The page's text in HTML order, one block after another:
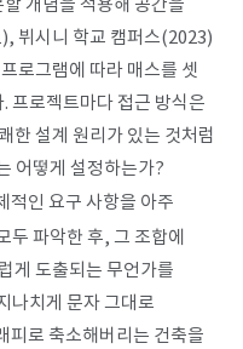
개념을 적용해 공간을
뷔시니 학교 캠퍼스(2023)
로그램에 따라 매스를 셋
프로젝트마다 접근 방식은
한 설계 원리가 있는 것처럼
어떻게 설정하는가?
적인 요구 사항을 아주
두 파악한 후, 그 조합에
게 도출되는 무언가를
나치게 문자 그대로
피로 축소해버리는 건축을